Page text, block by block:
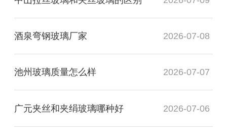
酒泉弯钢玻璃厂家 2026-07-08
池州玻璃质量怎么样 2026-07-07
广元夹丝和夹绢玻璃哪种好 2026-07-06